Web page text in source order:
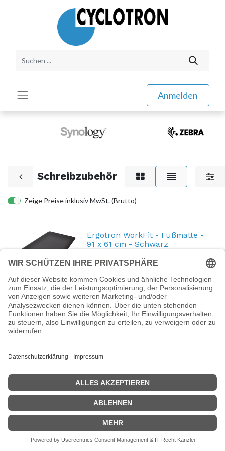
Anmelden
Schreibzubehör
Zeige Preise inklusiv MwSt. (Brutto)
Ergotron WorkFit - Fußmatte -
91 x 61 cm - Schwarz
Hersteller-Nr.:97-620-060
EAN:0698833019780
Ergotron WorkFit - Fußmatte - 91 x 61 cm -
Schwarz
232,34
Montagekomponente
Sicherheitsklammer)
Hersteller-Nr.:97-585
EAN:0698833016635
Ergotron TeachWell MDW Laptop Kit -
Montagekomponente (Klammer,
Sicherheitsklammer) - für Notebook -
Graphitgrau - für TeachWell Mobile Digital
Workspace
85,29